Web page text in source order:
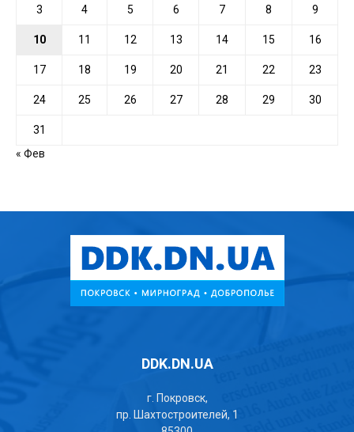
3 4 5 6 7 8 9
10 11 12 13 14 15 16
17 18 19 20 21 22 23
24 25 26 27 28 29 30
31
« Фев
DDK.DN.UA
г. Покровск,
пр. Шахтостроителей, 1